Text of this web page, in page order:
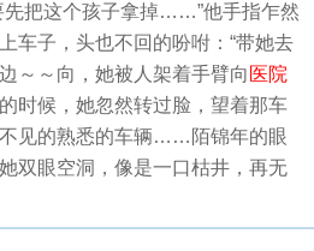
先把这个孩子拿掉……”他手指乍然
车子，头也不回的吩咐：“带她去
～～向，她被人架着手臂向 医院
时候，她忽然转过脸，望着那车
见的熟悉的车辆……陌锦年的眼
双眼空洞，像是一口枯井，再无